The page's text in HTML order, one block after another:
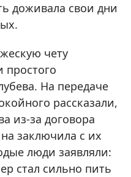
доживала свои дни
чету
простого
На передаче
рассказали,
из-за договора
заключила с их
люди заявляли:
стал сильно пить